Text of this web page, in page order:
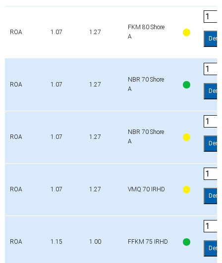
ROA 1.07 1.27
FKM 80 Shore
A
ROA 1.07 1.27
NBR 70 Shore
A
ROA 1.07 1.27
NBR 70 Shore
A
ROA 1.07 1.27
VMQ 70 IRHD
ROA 1.15 1.00
FFKM 75 IRHD